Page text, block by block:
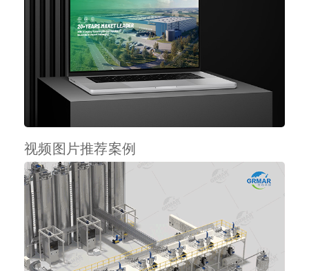
视频图片推荐案例